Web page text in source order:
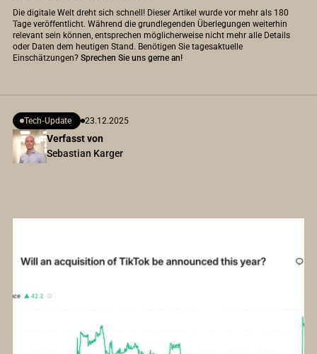
Die digitale Welt dreht sich schnell! Dieser Artikel wurde vor mehr als 180
Tage veröffentlicht. Während die grundlegenden Überlegungen weiterhin
relevant sein können, entsprechen möglicherweise nicht mehr alle Details
oder Daten dem heutigen Stand. Benötigen Sie tagesaktuelle
Einschätzungen? Sprechen Sie uns gerne an!
Verfasst von
Sebastian Karger
Tech-Update 23.12.2025